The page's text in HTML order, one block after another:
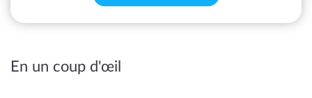
En un coup d'œil